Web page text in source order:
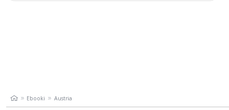
Ebooki Austria